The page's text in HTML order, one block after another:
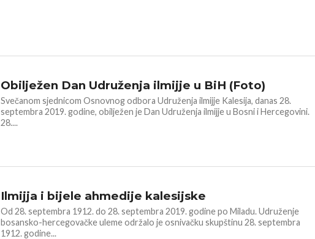
Obilježen Dan Udruženja ilmijje u BiH (Foto)
Svečanom sjednicom Osnovnog odbora Udruženja ilmijje Kalesija, danas 28.
septembra 2019. godine, obilježen je Dan Udruženja ilmijje u Bosni i Hercegovini.
28....
Ilmijja i bijele ahmedije kalesijske
Od 28. septembra 1912. do 28. septembra 2019. godine po Miladu. Udruženje
bosansko-hercegovačke uleme održalo je osnivačku skupštinu 28. septembra
1912. godine...